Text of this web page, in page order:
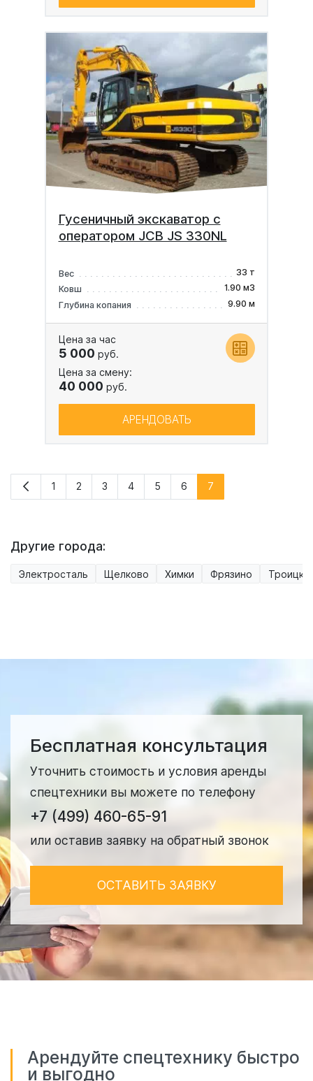
Гусеничный экскаватор с
оператором JCB JS 330NL
Вес
33 т
Ковш
1.90 м3
Глубина копания
9.90 м
Цена за час
5 000 руб.
Цена за смену:
40 000 руб.
АРЕНДОВАТЬ
1 2 3 4 5 6 7
Другие города:
Электросталь Щелково Химки Фрязино Троицк
Бесплатная консультация
Уточнить стоимость и условия аренды
спецтехники вы можете по телефону
+7 (499) 460-65-91
или оставив заявку на обратный звонок
ОСТАВИТЬ ЗАЯВКУ
Арендуйте спецтехнику быстро
и выгодно